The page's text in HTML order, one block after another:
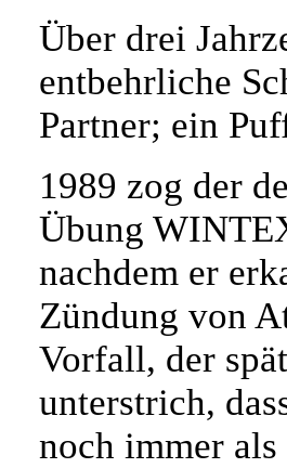
Über drei
entbehrliche
Partner; ein
1989 zog der
Übung
nachdem er
Zündung von
Vorfall, der
unterstrich,
noch immer